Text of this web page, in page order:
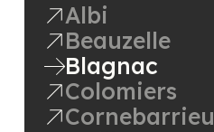
Albi
Beauzelle
Blagnac
Colomiers
Cornebarrieu